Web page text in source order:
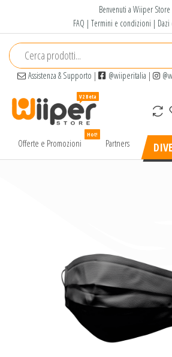
contenuto
Benvenuti a Wiiper Store
FAQ | Termini e condizioni |
Assistenza & Supporto | @wiiperitalia |
alta
Offerte e Promozioni
Hot!
Partners